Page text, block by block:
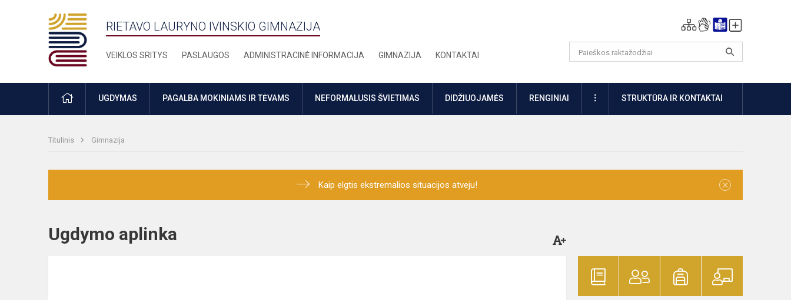
RIETAVO LAURYNO IVINSKIO GIMNAZIJA
VEIKLOS SRITYS PASLAUGOS ADMINISTRACINĖ INFORMACIJA GIMNAZIJA KONTAKTAI
PRADŽIAUGDYMAS PAGALBA MOKINIAMS IR TĖVAMS NEFORMALUSIS ŠVIETIMAS DIDŽIUOJAMĖS RENGINIAI DAUGIAUSTRUKTŪRA IR KONTAKTAI
Titulinis Gimnazija
Kaip elgtis ekstremalios situacijos atveju! ×
Ugdymo aplinka